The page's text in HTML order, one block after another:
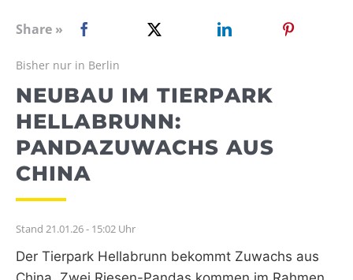
WEBRADIO
Share »
Bisher nur in Berlin
NEUBAU IM TIERPARK
HELLABRUNN:
PANDAZUWACHS AUS
CHINA
Stand 21.01.26 - 15:02 Uhr
Der Tierpark Hellabrunn bekommt Zuwachs aus